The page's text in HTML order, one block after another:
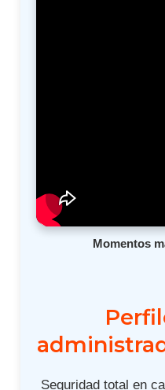
Momentos
Seguridad total en